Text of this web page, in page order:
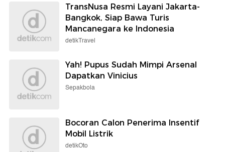
TransNusa Resmi Layani Jakarta-
Bangkok, Siap Bawa Turis
Mancanegara ke Indonesia
detikTravel
Yah! Pupus Sudah Mimpi Arsenal
Dapatkan Vinicius
Sepakbola
Bocoran Calon Penerima Insentif
Mobil Listrik
detikOto